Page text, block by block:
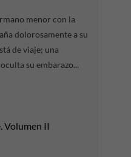
menor con la
dolorosamente a su
de viaje; una
su embarazo...
Volumen II